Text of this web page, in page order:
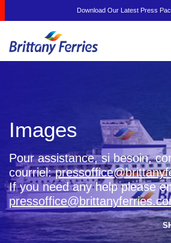
Download Our Latest Press
Images
Pour assistance, si besoin,
courriel:
If you need any help please